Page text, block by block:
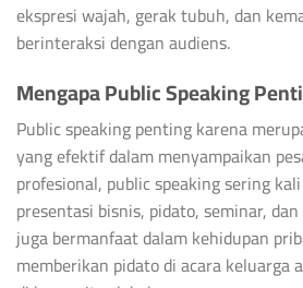
ekspresi wajah, gerak tubuh, dan
berinteraksi dengan audiens.
Mengapa Public Speaking
Public speaking penting karena
yang efektif dalam menyampaikan
profesional, public speaking sering
presentasi bisnis, pidato, seminar,
juga bermanfaat dalam kehidupan
memberikan pidato di acara keluarga